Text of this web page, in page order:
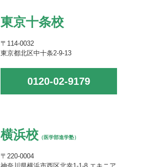
東京十条校
〒114-0032
東京都北区中十条2-9-13
0120-02-9179
横浜校 （医学部進学塾）
〒220-0004